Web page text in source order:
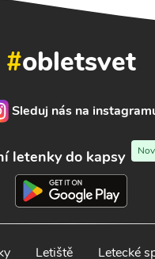
#obletsvet
Sleduj nás na
letenky do kapsy
Letiště Letecké